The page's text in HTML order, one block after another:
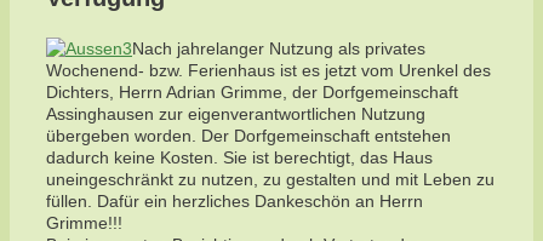
Nach jahrelanger Nutzung als privates
Wochenend- bzw. Ferienhaus ist es jetzt vom Urenkel des
Dichters, Herrn Adrian Grimme, der Dorfgemeinschaft
Assinghausen zur eigenverantwortlichen Nutzung
übergeben worden. Der Dorfgemeinschaft entstehen
dadurch keine Kosten. Sie ist berechtigt, das Haus
uneingeschränkt zu nutzen, zu gestalten und mit Leben zu
füllen. Dafür ein herzliches Dankeschön an Herrn
Grimme!!!